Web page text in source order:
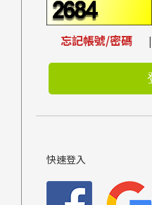
忘記帳號/密碼 |
快速登入